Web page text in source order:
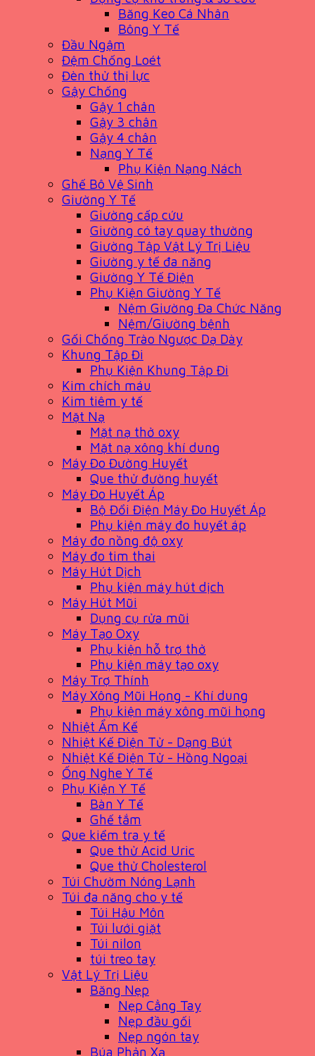
Băng Keo Cá Nhân
Bông Y Tế
Đầu Ngậm
Đệm Chống Loét
Đèn thử thị lực
Gậy Chống
Gậy 1 chân
Gậy 3 chân
Gậy 4 chân
Nạng Y Tế
Phụ Kiện Nạng Nách
Ghế Bô Vệ Sinh
Giường Y Tế
Giường cấp cứu
Giường có tay quay thường
Giường Tập Vật Lý Trị Liệu
Giường y tế đa năng
Giường Y Tế Điện
Phụ Kiện Giường Y Tế
Nệm Giường Đa Chức Năng
Nệm/Giường bệnh
Gối Chống Trào Ngược Dạ Dày
Khung Tập Đi
Phụ Kiện Khung Tập Đi
Kim chích máu
Kim tiêm y tế
Mặt Nạ
Mặt nạ thở oxy
Mặt nạ xông khí dung
Máy Đo Đường Huyết
Que thử đường huyết
Máy Đo Huyết Áp
Bộ Đổi Điện Máy Đo Huyết Áp
Phụ kiện máy đo huyết áp
Máy đo nồng độ oxy
Máy đo tim thai
Máy Hút Dịch
Phụ kiện máy hút dịch
Máy Hút Mũi
Dụng cụ rửa mũi
Máy Tạo Oxy
Phụ kiện hỗ trợ thở
Phụ kiện máy tạo oxy
Máy Trợ Thính
Máy Xông Mũi Họng - Khí dung
Phụ kiện máy xông mũi họng
Nhiệt Ẩm Kế
Nhiệt Kế Điện Tử - Dạng Bút
Nhiệt Kế Điện Tử - Hồng Ngoại
Ống Nghe Y Tế
Phụ Kiện Y Tế
Bàn Y Tế
Ghế tắm
Que kiểm tra y tế
Que thử Acid Uric
Que thử Cholesterol
Túi Chườm Nóng Lạnh
Túi đa năng cho y tế
Túi Hậu Môn
Túi lưới giặt
Túi nilon
túi treo tay
Vật Lý Trị Liệu
Băng Nẹp
Nẹp Cẳng Tay
Nẹp đầu gối
Nẹp ngón tay
Búa Phản Xạ